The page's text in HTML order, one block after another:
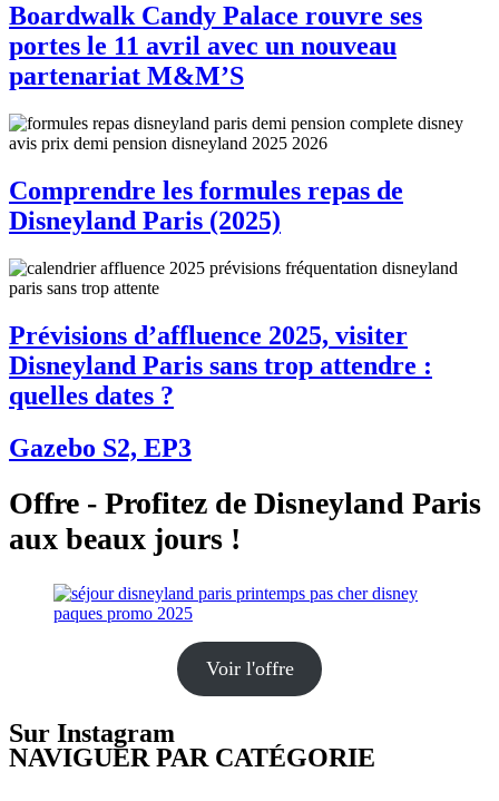
Boardwalk Candy Palace rouvre ses
portes le 11 avril avec un nouveau
partenariat M&M’S
Comprendre les formules repas de
Disneyland Paris (2025)
Prévisions d’affluence 2025, visiter
Disneyland Paris sans trop attendre :
quelles dates ?
Gazebo S2, EP3
Offre - Profitez de Disneyland Paris
aux beaux jours !
Voir l'offre
Sur Instagram
NAVIGUER PAR CATÉGORIE